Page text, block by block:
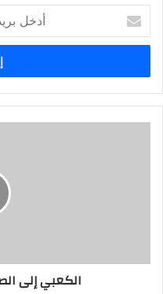
بريدك
الإلكتروني
الكعبي إلى